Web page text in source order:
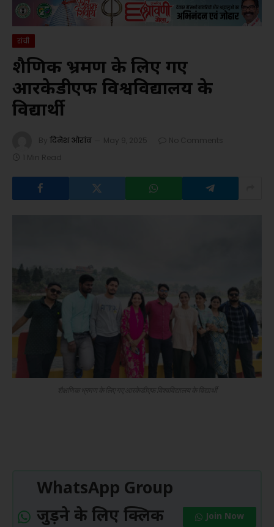
रांची
शैक्षणिक भ्रमण के लिए गए
आरकेडीएफ विश्वविद्यालय के
विद्यार्थी
By दिनेश ओरांव May 9, 2025
No Comments
1 Min Read
शैक्षणिक भ्रमण के लिए गए आरकेडीएफ विश्वविद्यालय के विद्यार्थी
WhatsApp Group
जुड़ने के लिए क्लिक
Join Now